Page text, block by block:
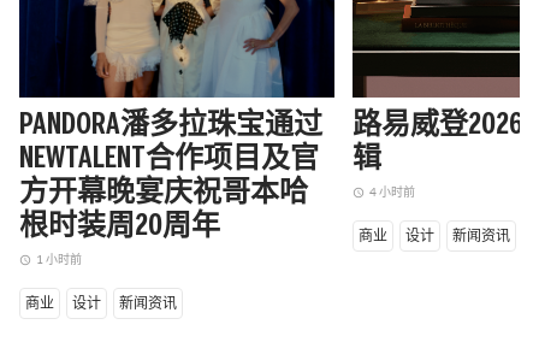
PANDORA潘多拉珠宝通过
NEWTALENT合作项目及官
方开幕晚宴庆祝哥本哈
根时装周20周年
access_time 1 小时前
商业 设计 新闻资讯
路易威登2026
辑
access_time 4 小时前
商业 设计 新闻资讯